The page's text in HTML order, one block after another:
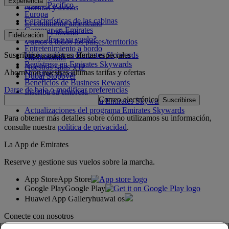
Normas y avisos
Asia y Pacífico
Europa
El continente americano
Oriente Próximo
Vuelos a todos los países/territorios
Características de las cabinas
Comprar en Emirates
¿Qué ofrece su vuelo?
Entretenimiento a bordo
Gastronomía
Nuestras salas VIP
Dubai Stopover
Fidelización
Inicie sesión en Emirates Skywards
Regístrese en Emirates Skywards
Nuestros socios
Beneficios de Business Rewards
Inscriba su empresa
Normativa del programa Emirates Skywards
Actualizaciones del programa Emirates Skywards
Suscribirse a nuestras ofertas especiales
Ahorre con nuestras últimas tarifas y ofertas
Darse de baja o modificar preferencias
Correo electrónico Suscribirse
Para obtener más detalles sobre cómo utilizamos su información,
consulte nuestra política de privacidad.
La App de Emirates
Reserve y gestione sus vuelos sobre la marcha.
App StoreApp Store
Google PlayGoogle Play
Huawei App Galleryhuawai os
Conecte con nosotros